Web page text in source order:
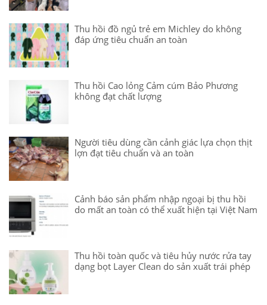
Thu hồi đồ ngủ trẻ em Michley do không
đáp ứng tiêu chuẩn an toàn
Thu hồi Cao lỏng Cảm cúm Bảo Phương
không đạt chất lượng
Người tiêu dùng cần cảnh giác lựa chọn thịt
lợn đạt tiêu chuẩn và an toàn
Cảnh báo sản phẩm nhập ngoại bị thu hồi
do mất an toàn có thể xuất hiện tại Việt Nam
Thu hồi toàn quốc và tiêu hủy nước rửa tay
dạng bọt Layer Clean do sản xuất trái phép